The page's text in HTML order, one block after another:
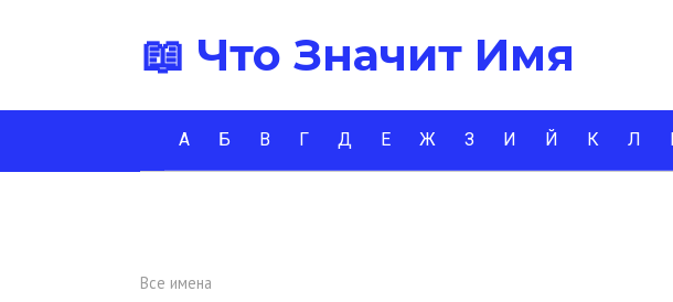
📖 Что Значит Имя
А Б В Г Д Е Ж З И Й К Л
Все имена